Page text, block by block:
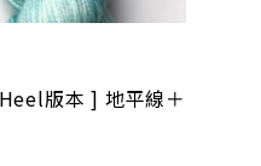
版本 ] 地平線＋